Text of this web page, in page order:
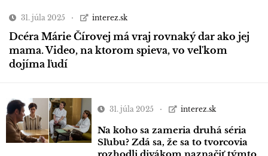
31. júla 2025 interez.sk
Dcéra Márie Čírovej má vraj rovnaký dar ako jej
mama. Video, na ktorom spieva, vo veľkom
dojíma ľudí
31. júla 2025 interez.sk
Na koho sa zameria druhá séria
Sľubu? Zdá sa, že sa to tvorcovia